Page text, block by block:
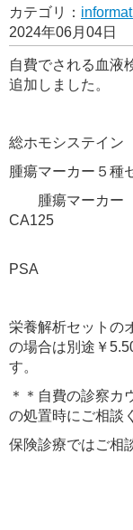
カテゴリ：
2024年06月04日
自費でされる血液
追加しました。
総ホモシステイン
腫瘍マーカー５種
腫瘍マーカー
CA125
男性は
PSA
栄養解析セットの
の場合は別途￥
す。
＊＊自費の診察カ
の処置時にご相談
保険診療ではご相